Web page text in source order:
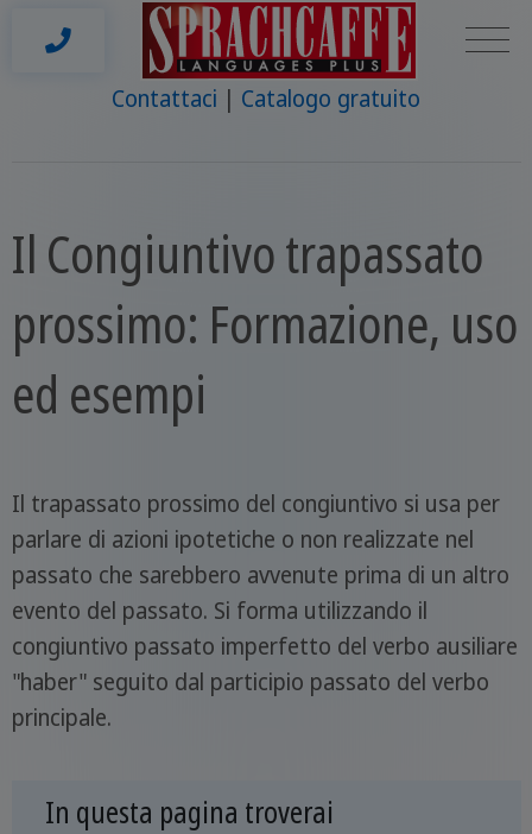
Contattaci Catalogo gratuito
Il Congiuntivo trapassato
prossimo: Formazione, uso
ed esempi
Il trapassato prossimo del congiuntivo si usa per
parlare di azioni ipotetiche o non realizzate nel
passato che sarebbero avvenute prima di un altro
evento del passato. Si forma utilizzando il
congiuntivo passato imperfetto del verbo ausiliare
"haber" seguito dal participio passato del verbo
principale.
In questa pagina troverai